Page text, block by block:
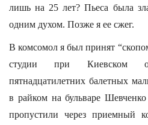
лишь на 25 лет? Пьеса была
одним духом. Позже я ее сжег.
В комсомол я был принят
студии при Киевском
пятнадцатилетних балетных
в райком на бульваре
пропустили через приемный